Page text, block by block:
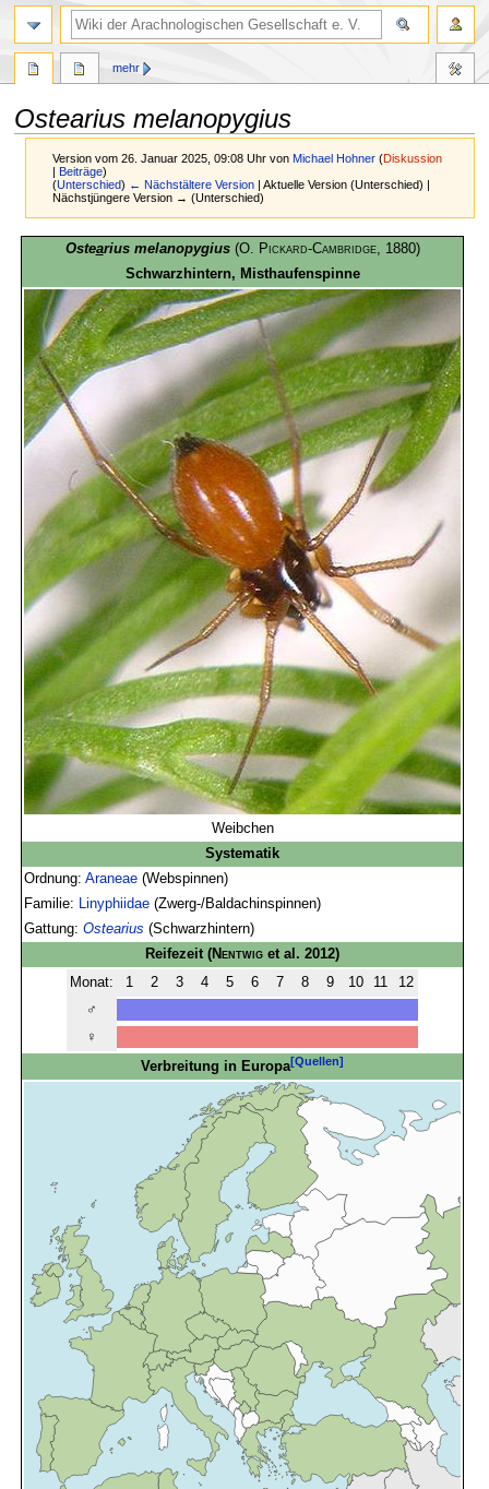
Ostearius melanopygius
Version vom 26. Januar 2025, 09:08 Uhr vonMichael Hohner (Diskussion
|Beiträge)
(Unterschied) ← Nächstältere Version | Aktuelle Version (Unterschied) |
Nächstjüngere Version → (Unterschied)
springen
springen
Ostearius melanopygius (O. Pickard-Cambridge, 1880)
Schwarzhintern, Misthaufenspinne
Weibchen
Systematik
Ordnung:Araneae (Webspinnen)
Familie: Linyphiidae (Zwerg-/Baldachinspinnen)
Gattung:Ostearius (Schwarzhintern)
Reifezeit(Nentwig et al. 2012)
Monat:
1 2 3 4 5 6 7 8 9 10 11
12
♂
♀
Verbreitung in Europa[Quellen]
mehr